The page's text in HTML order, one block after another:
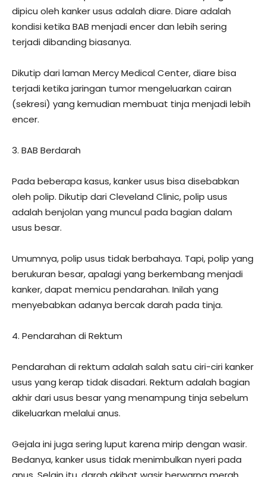
dipicu oleh kanker usus adalah diare. Diare adalah
kondisi ketika BAB menjadi encer dan lebih sering
terjadi dibanding biasanya.
Dikutip dari laman Mercy Medical Center, diare bisa
terjadi ketika jaringan tumor mengeluarkan cairan
(sekresi) yang kemudian membuat tinja menjadi lebih
encer.
3. BAB Berdarah
Pada beberapa kasus, kanker usus bisa disebabkan
oleh polip. Dikutip dari Cleveland Clinic, polip usus
adalah benjolan yang muncul pada bagian dalam
usus besar.
Umumnya, polip usus tidak berbahaya. Tapi, polip yang
berukuran besar, apalagi yang berkembang menjadi
kanker, dapat memicu pendarahan. Inilah yang
menyebabkan adanya bercak darah pada tinja.
4. Pendarahan di Rektum
Pendarahan di rektum adalah salah satu ciri-ciri kanker
usus yang kerap tidak disadari. Rektum adalah bagian
akhir dari usus besar yang menampung tinja sebelum
dikeluarkan melalui anus.
Gejala ini juga sering luput karena mirip dengan wasir.
Bedanya, kanker usus tidak menimbulkan nyeri pada